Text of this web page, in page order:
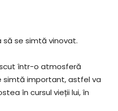
să se simtă vinovat.
într-o atmosferă
simtă important, astfel va
în cursul vieții lui, în